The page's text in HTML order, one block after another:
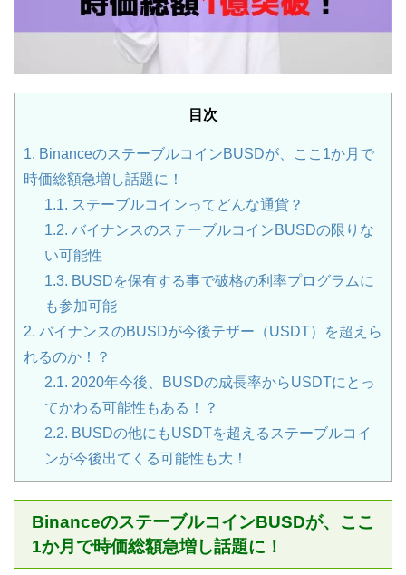
目次
1. BinanceのステーブルコインBUSDが、ここ1か月で
時価総額急増し話題に！
1.1. ステーブルコインってどんな通貨？
1.2. バイナンスのステーブルコインBUSDの限りな
い可能性
1.3. BUSDを保有する事で破格の利率プログラムに
も参加可能
2. バイナンスのBUSDが今後テザー（USDT）を超えら
れるのか！？
2.1. 2020年今後、BUSDの成長率からUSDTにとっ
てかわる可能性もある！？
2.2. BUSDの他にもUSDTを超えるステーブルコイ
ンが今後出てくる可能性も大！
BinanceのステーブルコインBUSDが、ここ
1か月で時価総額急増し話題に！